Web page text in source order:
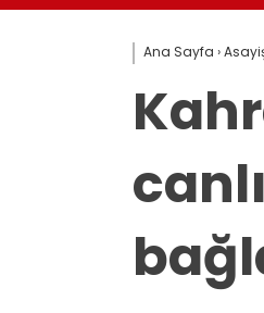
Ana Sayfa ›